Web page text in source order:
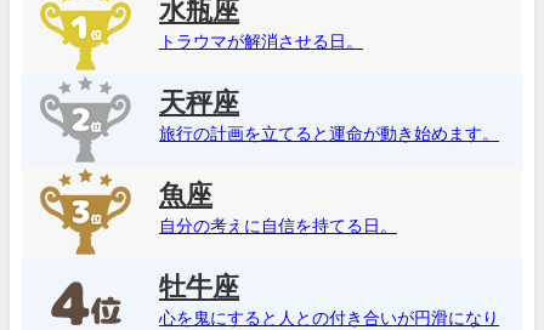
水瓶座
トラウマが解消させる日。
天秤座
旅行の計画を立てると運命が動き始めます。
魚座
自分の考えに自信を持てる日。
牡牛座
心を鬼にすると人との付き合いが円滑になり